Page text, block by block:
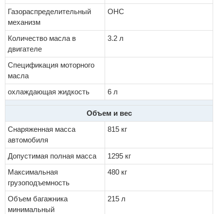
Газораспределительный
механизм
OHC
Количество масла в
двигателе
3.2 л
Спецификация моторного
масла
охлаждающая жидкость
6 л
Объем и вес
Снаряженная масса
автомобиля
815 кг
Допустимая полная масса
1295 кг
Максимальная
грузоподъемность
480 кг
Объем багажника
минимальный
215 л